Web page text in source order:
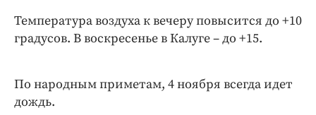
Клиника года
Бренд года
Температура воздуха к вечеру повысится до +10
градусов. В воскресенье в Калуге – до +15.
По народным приметам, 4 ноября всегда идет
дождь.